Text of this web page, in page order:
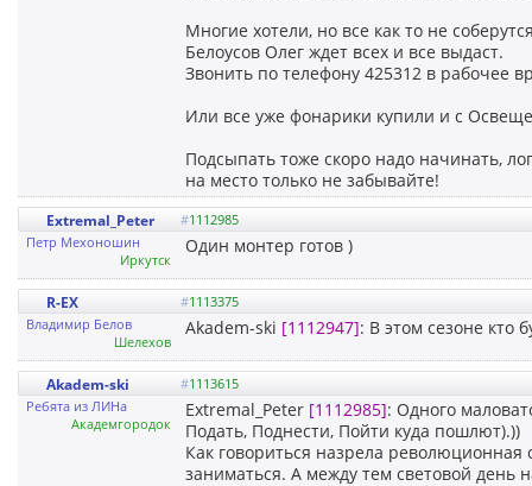
Многие хотели, но все как то не
Белоусов Олег ждет всех и все выдаст.
Звонить по телефону 425312 в рабочее
Или все уже фонарики купили и с
Подсыпать тоже скоро надо начинать,
на место только не забывайте!
Extremal_Peter #1112985
Петр Мехоношин
Иркутск
Один монтер готов )
R-EX #1113375
Владимир Белов
Шелехов
Akadem-ski [1112947]: В этом сезоне кто
Akadem-ski #1113615
Ребята из ЛИНа
Академгородок
Extremal_Peter [1112985]: Одного
Подать, Поднести, Пойти куда пошлют).))
Как говориться назрела революционная
заниматься. А между тем световой день